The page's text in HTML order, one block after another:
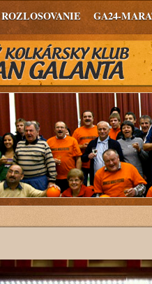
ROZLOSOVANIE GA24-